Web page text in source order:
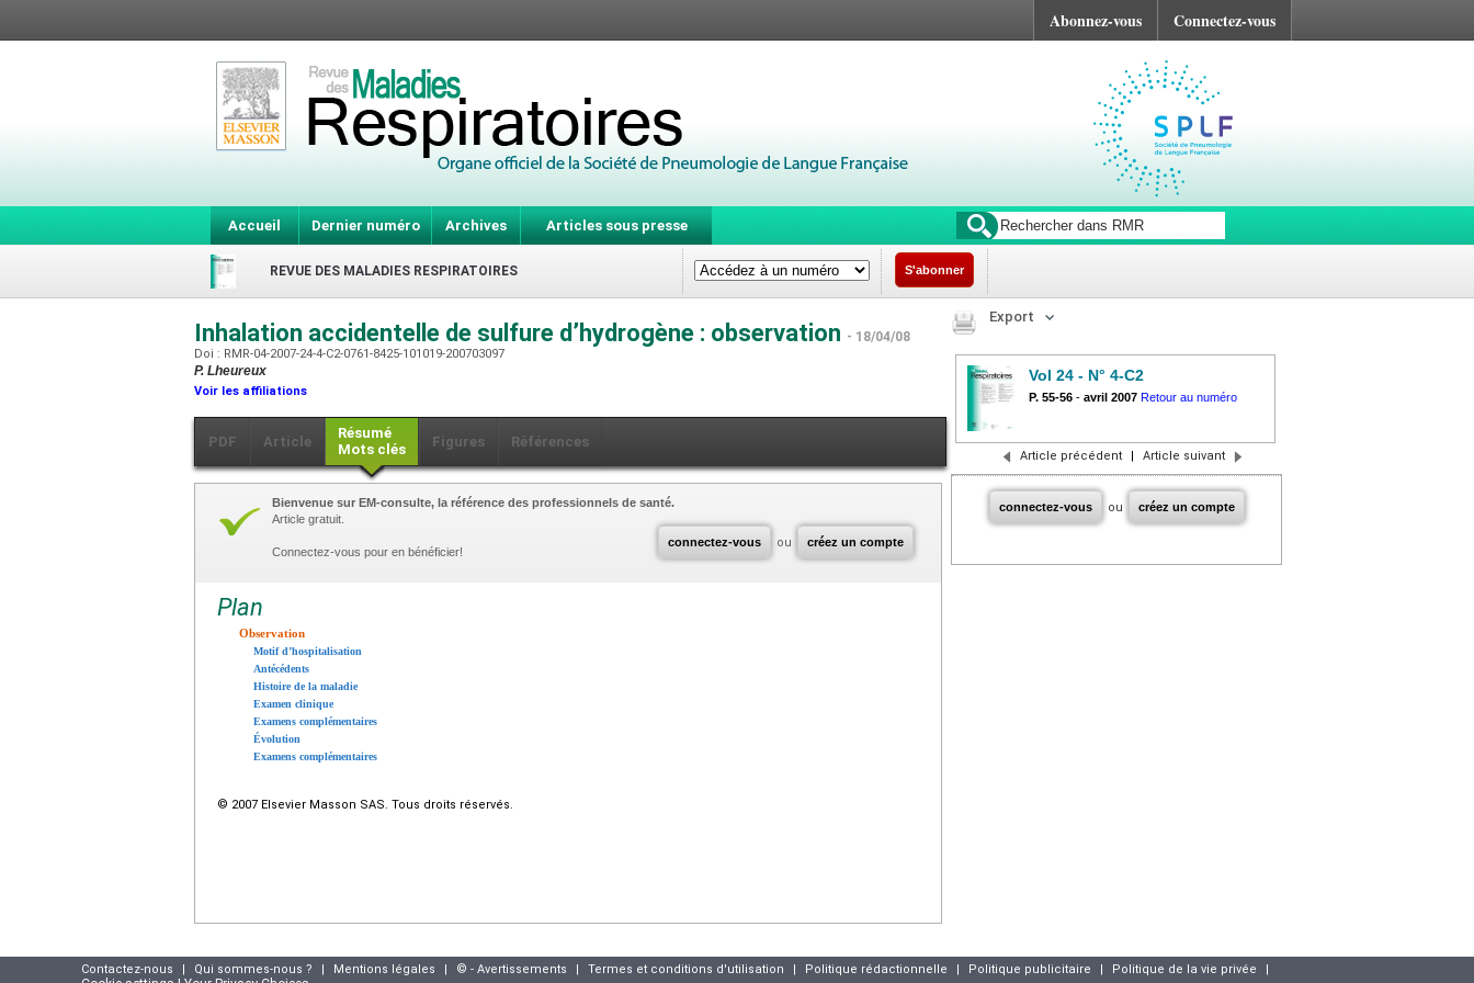
Abonnez-vous Connectez-vous
Accueil Dernier numéro Archives Articles sous presse
REVUE DES MALADIES RESPIRATOIRES S'abonner
Inhalation accidentelle de sulfure d’hydrogène : observation - 18/04/08
Doi : RMR-04-2007-24-4-C2-0761-8425-101019-200703097
P. Lheureux
Voir les affiliations
PDF Article
Résumé
Mots clés
Figures Références
connectez-vous ou créez un compte
Bienvenue sur EM-consulte, la référence des professionnels de santé.
Article gratuit.
Connectez-vous pour en bénéficier!
Plan
Observation
Motif d’hospitalisation
Antécédents
Histoire de la maladie
Examen clinique
Examens complémentaires
Évolution
Examens complémentaires
© 2007 Elsevier Masson SAS. Tous droits réservés.
Export
Vol 24 - N° 4-C2
P. 55-56 - avril 2007 Retour au numéro
Article précédent | Article suivant
connectez-vous ou créez un compte
Contactez-nous | Qui sommes-nous ? | Mentions légales | © - Avertissements | Termes et conditions d'utilisation | Politique rédactionnelle | Politique publicitaire | Politique de la vie privée |